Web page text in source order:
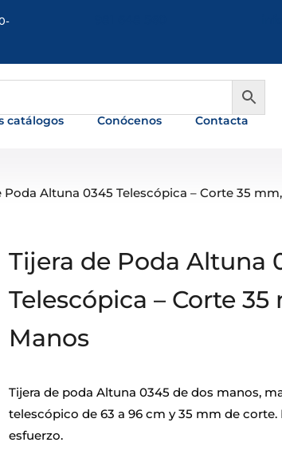
catálogos Conócenos Contacta
Poda Altuna 0345 Telescópica – Corte 35
Tijera de Poda Altuna
Telescópica – Corte 35
Manos
Tijera de poda Altuna 0345 de dos manos,
telescópico de 63 a 96 cm y 35 mm de corte.
esfuerzo.